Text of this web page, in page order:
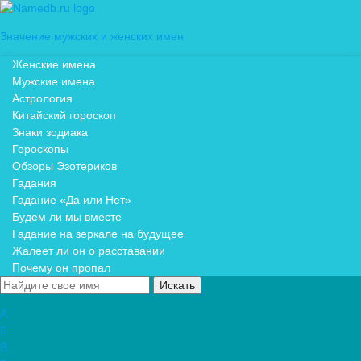
Значение мужских и женских имен
Женские имена
Мужские имена
Астрология
Китайский гороскоп
Знаки зодиака
Гороскопы
Обзоры Эзотериков
Гадания
Гадание «Да или Нет»
Будем ли мы вместе
Гадание на зеркале на будущее
Жалеет ли он о расставании
Почему он пропал
А
Б
В